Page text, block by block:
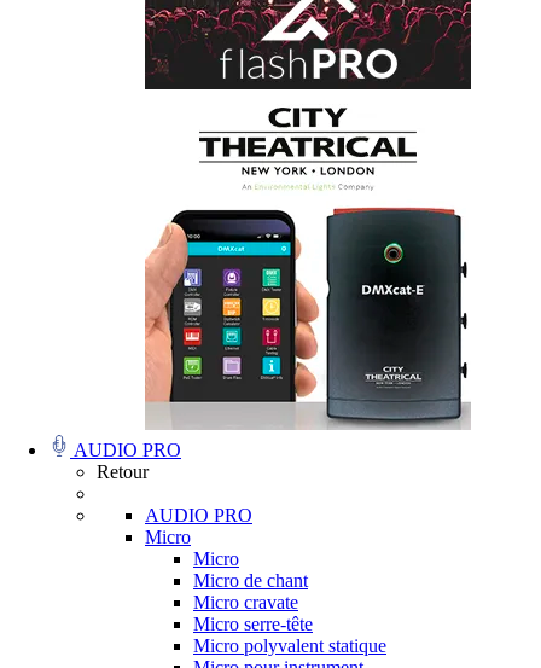
AUDIO PRO
Retour
AUDIO PRO
Micro
Micro
Micro de chant
Micro cravate
Micro serre-tête
Micro polyvalent statique